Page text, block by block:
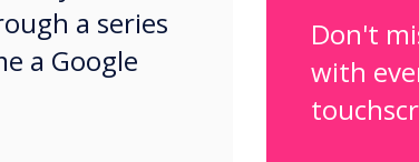
a series
a Google
Don't
with